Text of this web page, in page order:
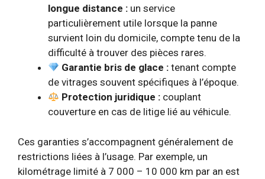
longue distance : un service
particulièrement utile lorsque la panne
survient loin du domicile, compte tenu de la
difficulté à trouver des pièces rares.
Garantie bris de glace : tenant compte
de vitrages souvent spécifiques à l’époque.
Protection juridique : couplant
couverture en cas de litige lié au véhicule.
Ces garanties s’accompagnent généralement de
restrictions liées à l’usage. Par exemple, un
kilométrage limité à 7 000 – 10 000 km par an est